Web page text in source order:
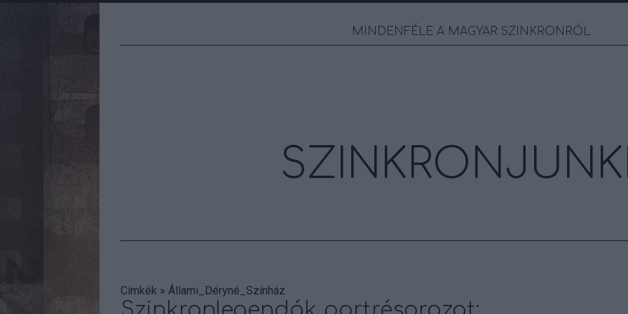
MINDENFÉLE A MAGYAR SZINKRONRÓL
Címkék » Állami_Déryné_Színház